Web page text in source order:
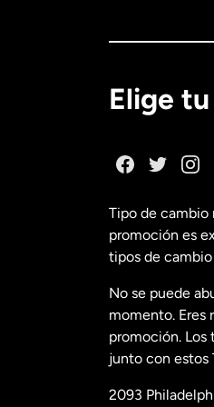
Elige
Tipo de cambio
promoción es
tipos de
No se puede
momento. Eres
promoción.
junto con estos
2093